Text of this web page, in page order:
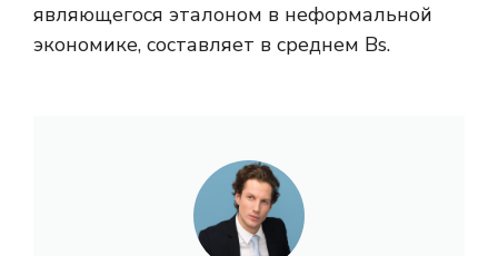
являющегося эталоном в неформальной
экономике, составляет в среднем Bs.